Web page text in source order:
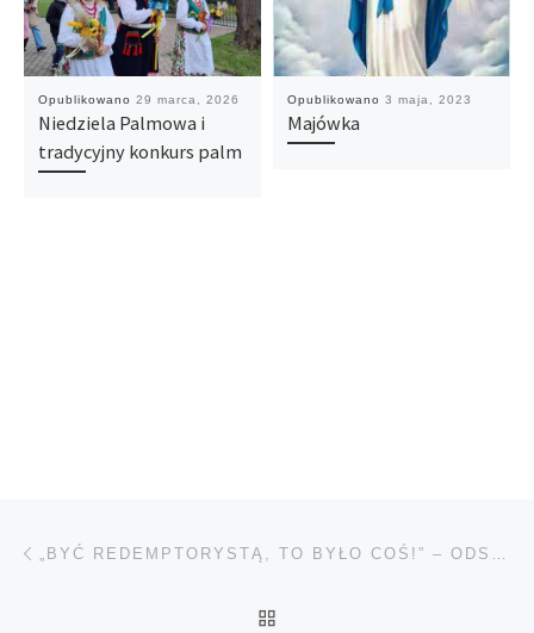
Opublikowano 29 marca, 2026
Niedziela Palmowa i
tradycyjny konkurs palm
Opublikowano 3 maja, 2023
Majówka
Nawigacja wpisu